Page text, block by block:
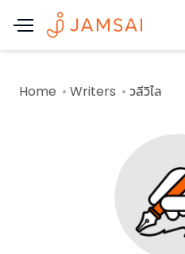
Home Writers วลีวิไล